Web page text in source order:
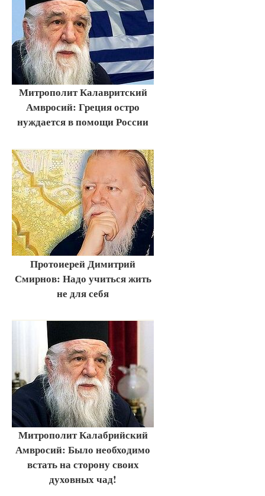
Митрополит Калавритский
Амвросий: Греция остро
нуждается в помощи России
Протоиерей Димитрий
Смирнов: Надо учиться жить
не для себя
Митрополит Калабрийский
Амвросий: Было необходимо
встать на сторону своих
духовных чад!